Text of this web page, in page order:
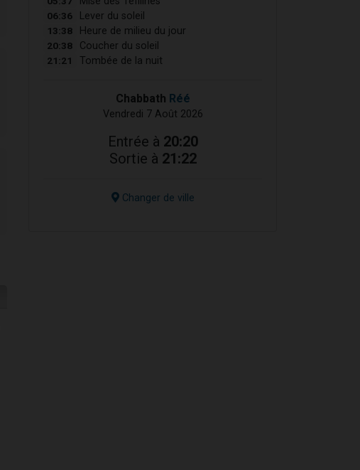
06:36 Lever du soleil
13:38 Heure de milieu du jour
20:38 Coucher du soleil
21:21 Tombée de la nuit
Chabbath Réé
Vendredi 7 Août 2026
Entrée à 20:20
Sortie à 21:22
Changer de ville